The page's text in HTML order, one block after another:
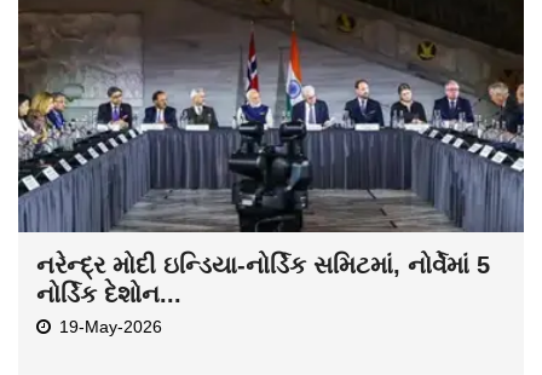
નરેન્દ્ર મોદી ઇન્ડિયા-નોર્ડિક સમિટમાં, નોર્વેમાં 5
નોર્ડિક દેશોન...
19-May-2026